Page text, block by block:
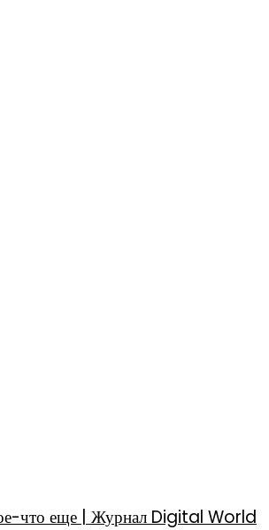
что еще | Журнал Digital World